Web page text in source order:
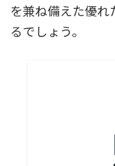
を兼ね備えた優れ
るでしょう。